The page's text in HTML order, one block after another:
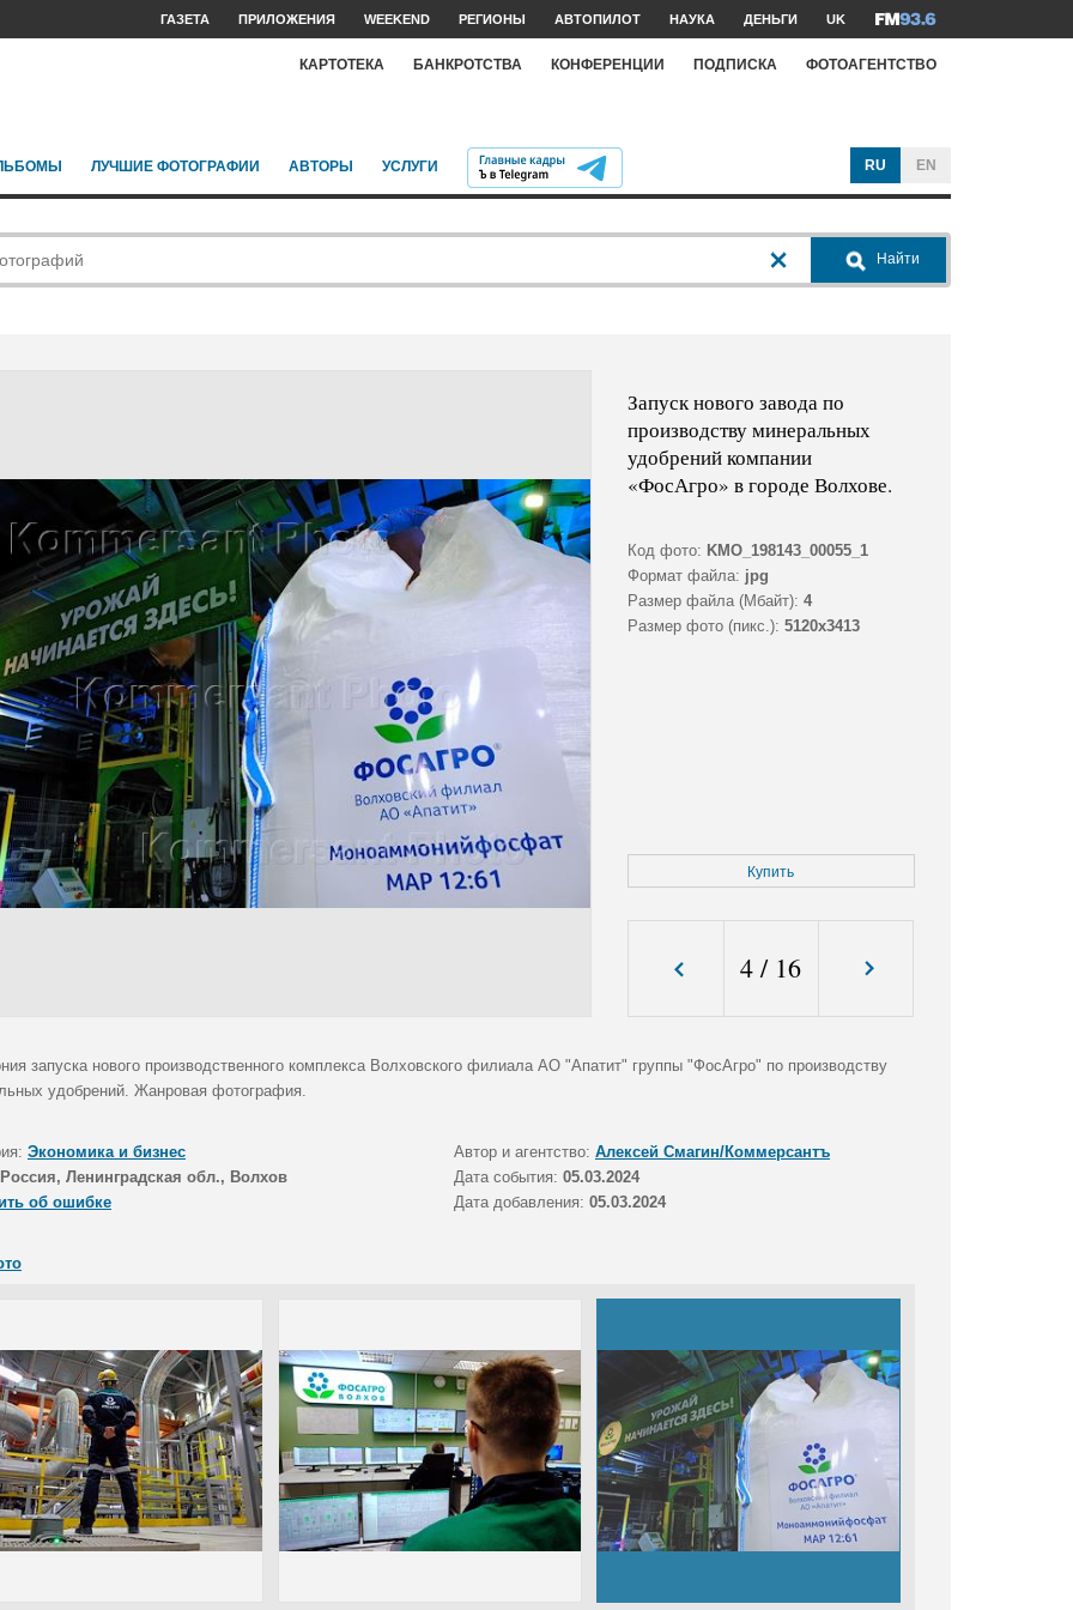
ГАЗЕТА ПРИЛОЖЕНИЯ WEEKEND РЕГИОНЫ АВТОПИЛОТ НАУКА ДЕНЬГИ UK
КАРТОТЕКА БАНКРОТСТВА КОНФЕРЕНЦИИ ПОДПИСКА ФОТОАГЕНТСТВО
ЛУЧШИЕ ФОТОГРАФИИ АВТОРЫ УСЛУГИ RU EN
Найти
Запуск нового завода по
производству минеральных
удобрений компании
«ФосАгро» в городе Волхове.
Код фото: KMO_198143_00055_1
Формат файла: jpg
Размер файла (Мбайт): 4
Размер фото (пикс.): 5120x3413
Купить
4 / 16
запуска нового производственного комплекса Волховского филиала АО "Апатит" группы "ФосАгро" по производству
удобрений. Жанровая фотография.
Экономика и бизнес Автор и агентство: Алексей Смагин/Коммерсантъ
Россия, Ленинградская обл., Волхов Дата события: 05.03.2024
об ошибке
Дата добавления: 05.03.2024